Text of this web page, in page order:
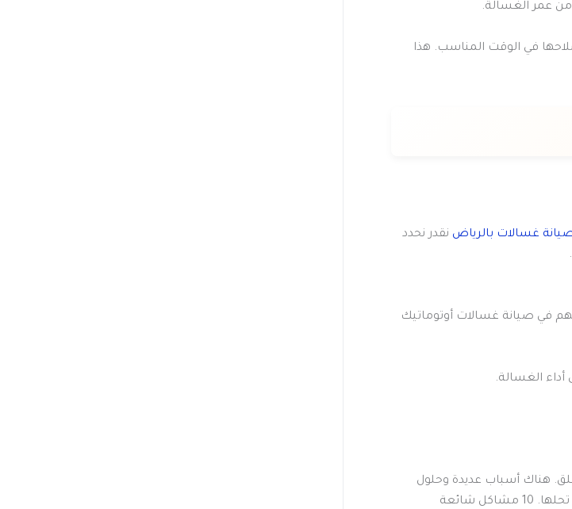
من عمر الغسالة.
في الوقت المناسب. هذا
غسالات بالرياض نقدر نحدد
في صيانة غسالات أوتوماتيك
الغسالة.
هناك أسباب عديدة وحلول
شائعة